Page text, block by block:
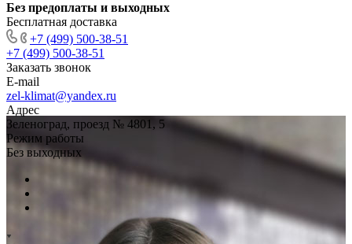
Без предоплаты и выходных
Бесплатная доставка
+7 (499) 500-38-51
+7 (499) 500-38-51
Заказать звонок
E-mail
zel-klimat@yandex.ru
Адрес
Зеленоград, проезд № 4801, 5
Режим работы
Без выходных